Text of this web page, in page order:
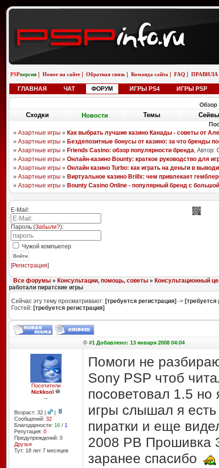
PSPверсия Новое на сайте Обратная связь Команда сайта FAQ ПРАВИЛА
ГЛАВНАЯ ЧАТ ФОРУМ ИГРЫ PS4 ИГРЫ PSP
Обзор
Сходки Новости Темы Сейвы
08.08.25
Sony Aero Theme
randomizer562
06.11.18
Pixels
boyarchuk
26.04.13
LittleBigPlanet
YAGAMI55
05.01.13
Ika Musume
ULTIMATOR
E-Mail:
Пароль (Забыли?):
Чужой компьютер
Войти
[Регистрация]
Все форумы» Консультации, помощь, советы» Консультационный
работали пиратские игры
Сейчас эту тему просматривают: [требуется регистрация] -> [требуется
Гостей: [требуется регистрация]
#1 Добавлено: 13 января 2008 04:04
Посетители
Nickkool
--
Возраст: 32 |
|
Сообщений: 32
Благодарности: 16/ 1
Репутация: 0
Предупреждений: 0
Друзья
Тут: 18 лет 7 месяцев
Помоги не
Sony PSP чтоб
посоветовал 1.5 но
игры слышал я
пиратки и еще
2008 PB Прошивка
заранее спасибо